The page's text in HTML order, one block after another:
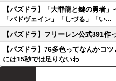
【パズドラ】「大罪龍と鍵の勇者
「バドヴェイン」「しづる」「い...
【パズドラ】フリーレン公式891作
【パズドラ】76多色ってなんかコ
には15秒では足りないわ